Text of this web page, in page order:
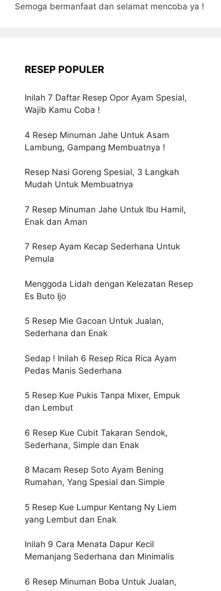
Semoga bermanfaat dan selamat mencoba ya !
RESEP POPULER
Inilah 7 Daftar Resep Opor Ayam Spesial,
Wajib Kamu Coba !
4 Resep Minuman Jahe Untuk Asam
Lambung, Gampang Membuatnya !
Resep Nasi Goreng Spesial, 3 Langkah
Mudah Untuk Membuatnya
7 Resep Minuman Jahe Untuk Ibu Hamil,
Enak dan Aman
7 Resep Ayam Kecap Sederhana Untuk
Pemula
Menggoda Lidah dengan Kelezatan Resep
Es Buto Ijo
5 Resep Mie Gacoan Untuk Jualan,
Sederhana dan Enak
Sedap ! Inilah 6 Resep Rica Rica Ayam
Pedas Manis Sederhana
5 Resep Kue Pukis Tanpa Mixer, Empuk
dan Lembut
6 Resep Kue Cubit Takaran Sendok,
Sederhana, Simple dan Enak
8 Macam Resep Soto Ayam Bening
Rumahan, Yang Spesial dan Simple
5 Resep Kue Lumpur Kentang Ny Liem
yang Lembut dan Enak
Inilah 9 Cara Menata Dapur Kecil
Memanjang Sederhana dan Minimalis
6 Resep Minuman Boba Untuk Jualan,